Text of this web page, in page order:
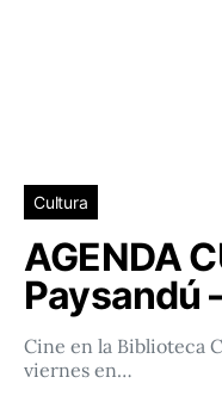
Cultura
AGENDA
Paysandú
Cine en la Biblioteca
viernes en…